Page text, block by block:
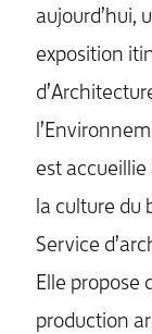
aujourd’hui,
exposition
est
la culture du
Service
Elle propose
production